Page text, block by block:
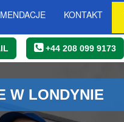
KONTAKT
+44 208 099 9173
W LONDYNIE